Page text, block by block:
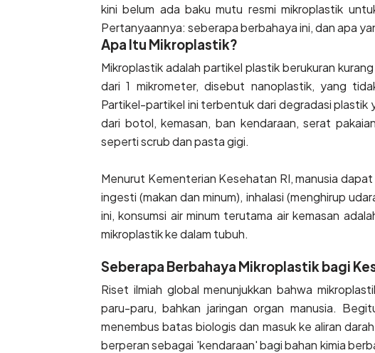
kini belum ada baku mutu resmi mikroplastik
Pertanyaannya: seberapa berbahaya ini, dan apa
Apa Itu Mikroplastik?
Mikroplastik adalah partikel plastik berukuran
dari 1 mikrometer, disebut nanoplastik, yang
Partikel-partikel ini terbentuk dari degradasi plastik
dari botol, kemasan, ban kendaraan, serat
seperti scrub dan pasta gigi.
Menurut Kementerian Kesehatan RI, manusia
ingesti (makan dan minum), inhalasi (menghirup
ini, konsumsi air minum terutama air kemasan
mikroplastik ke dalam tubuh.
Seberapa Berbahaya Mikroplastik bagi
Riset ilmiah global menunjukkan bahwa
paru-paru, bahkan jaringan organ manusia.
menembus batas biologis dan masuk ke aliran
berperan sebagai 'kendaraan' bagi bahan kimia